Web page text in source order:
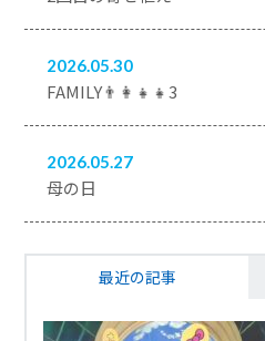
2026.05.30
FAMILY👨‍👩‍👧‍👧3
2026.05.27
母の日
最近の記事